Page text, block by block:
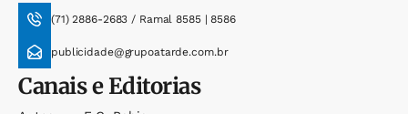
(71) 2886-2683 / Ramal 8585 | 8586
publicidade@grupoatarde.com.br
Canais e Editorias